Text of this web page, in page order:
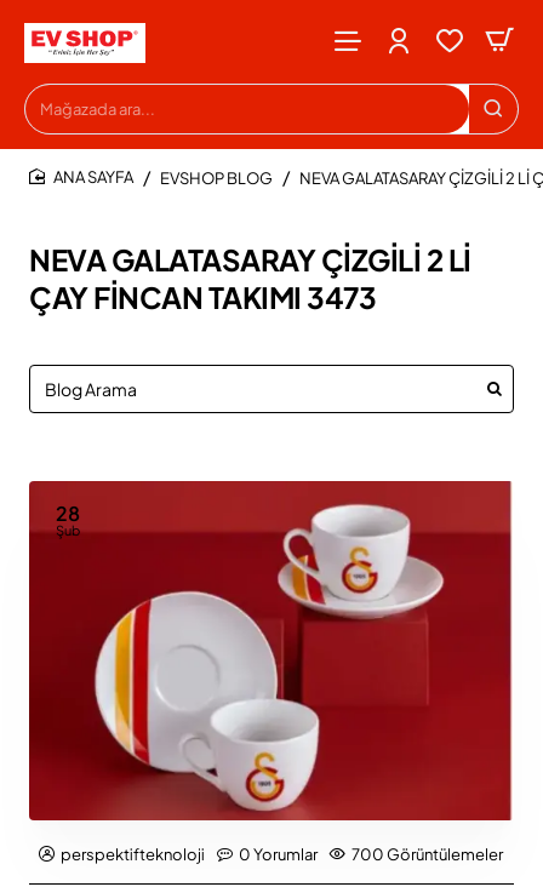
Mağazada
ara...
NEVA GALATASARAY ÇİZGİLİ 2 Lİ
ÇAY FİNCAN TAKIMI 3473
EVSHOP BLOG NEVA GALATASARAY ÇİZGİLİ 2 Lİ
28
Şub
perspektifteknoloji 0 Yorumlar 700 Görüntülemeler